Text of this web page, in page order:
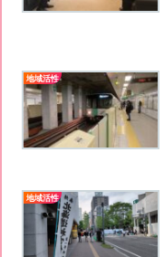
地域活性
地域活性